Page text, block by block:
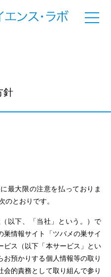
針
最大限の注意を払っておりま
とおりです。
以下、「当社」という。）で
情報サイト「ツバメの巣サイ
ビス（以下「本サービス」とい
預かりする個人情報等の取り
的責務として取り組んで参り